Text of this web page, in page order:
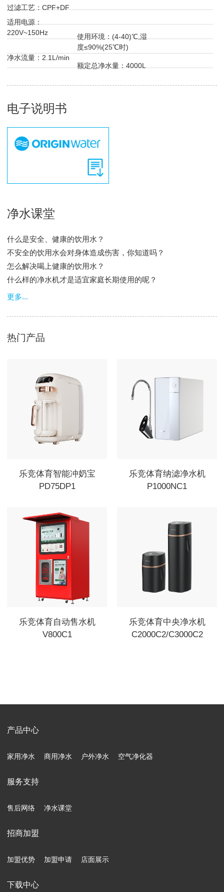
过滤工艺：CPF+DF
适用电源：
220V~150Hz
使用环境：(4-40)℃,湿
度≤90%(25℃时)
净水流量：2.1L/min
额定总净水量：4000L
电子说明书
净水课堂
什么是安全、健康的饮用水？
不安全的饮用水会对身体造成伤害，你知道吗？
怎么解决喝上健康的饮用水？
什么样的净水机才是适宜家庭长期使用的呢？
更多...
热门产品
乐竞体育智能冲奶宝
PD75DP1
乐竞体育纳滤净水机
P1000NC1
乐竞体育自动售水机
V800C1
乐竞体育中央净水机
C2000C2/C3000C2
产品中心
家用净水 商用净水 户外净水 空气净化器
服务支持
售后网络 净水课堂
招商加盟
加盟优势 加盟申请 店面展示
下载中心